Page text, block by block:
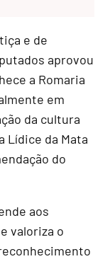
e de
aprovou
a Romaria
em
da cultura
Lídice da Mata
do
aos
valoriza o